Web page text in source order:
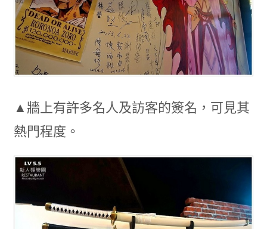
▲牆上有許多名人及訪客的簽名，可見其
熱門程度。